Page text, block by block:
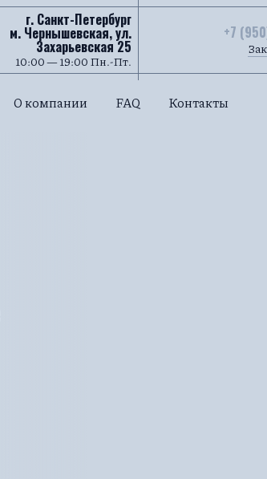
г. Санкт-Петербург
м. Чернышевская, ул.
Захарьевская 25
10:00 — 19:00 Пн.-Пт.
+7
О компании FAQ Контакты